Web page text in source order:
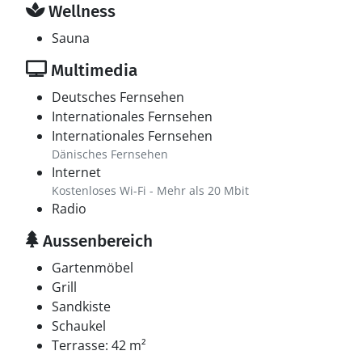
Wellness
Sauna
Multimedia
Deutsches Fernsehen
Internationales Fernsehen
Internationales Fernsehen
Dänisches Fernsehen
Internet
Kostenloses Wi-Fi - Mehr als 20 Mbit
Radio
Aussenbereich
Gartenmöbel
Grill
Sandkiste
Schaukel
Terrasse: 42 m²